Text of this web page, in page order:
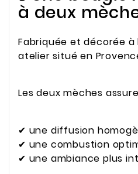
à deux
Fabriquée et décorée
atelier situé en
Les deux mèches
✔ une diffusion
✔ une combustion
✔ une ambiance plus